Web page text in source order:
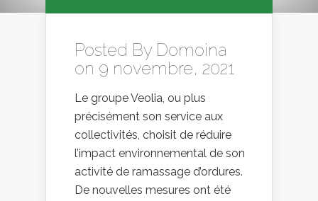
Posted By Domoina
on 9 novembre, 2021
Le groupe Veolia, ou plus
précisément son service aux
collectivités, choisit de réduire
l’impact environnemental de son
activité de ramassage d’ordures.
De nouvelles mesures ont été